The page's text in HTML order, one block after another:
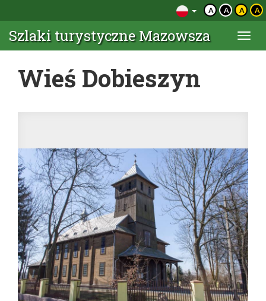
A A A A
Szlaki turystyczne Mazowsza
Wieś Dobieszyn